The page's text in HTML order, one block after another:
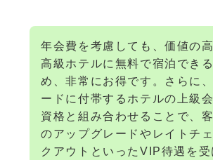
年会費を考慮しても、価値の
高級ホテルに無料で宿泊でき
め、非常にお得です。さらに
ードに付帯するホテルの上級
資格と組み合わせることで、
のアップグレードやレイトチ
クアウトといったVIP待遇を受